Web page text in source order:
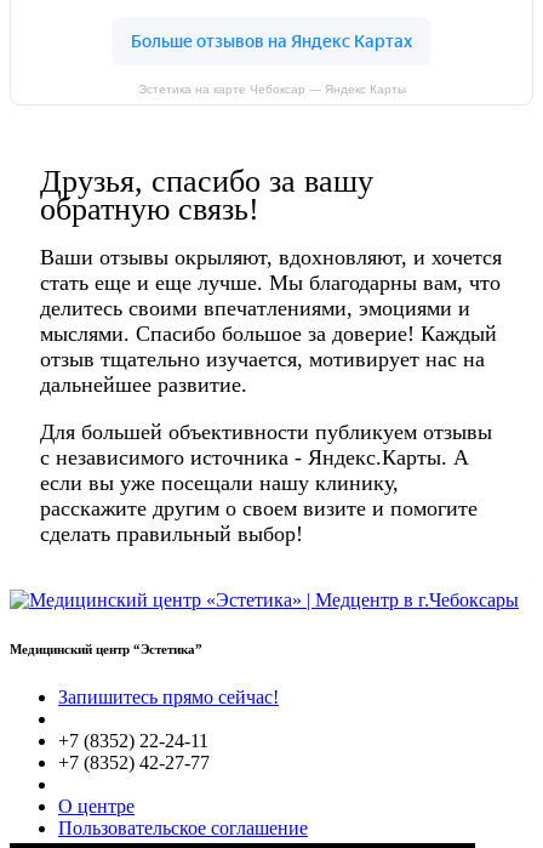
Эстетика на карте Чебоксар — Яндекс Карты
Друзья, спасибо за вашу
обратную связь!
Ваши отзывы окрыляют, вдохновляют, и хочется
стать еще и еще лучше. Мы благодарны вам, что
делитесь своими впечатлениями, эмоциями и
мыслями. Спасибо большое за доверие! Каждый
отзыв тщательно изучается, мотивирует нас на
дальнейшее развитие.
Для большей объективности публикуем отзывы
с независимого источника - Яндекс.Карты. А
если вы уже посещали нашу клинику,
расскажите другим о своем визите и помогите
сделать правильный выбор!
Медицинский центр “Эстетика”
Запишитесь прямо сейчас!
+7 (8352) 22-24-11
+7 (8352) 42-27-77
О центре
Пользовательское соглашение